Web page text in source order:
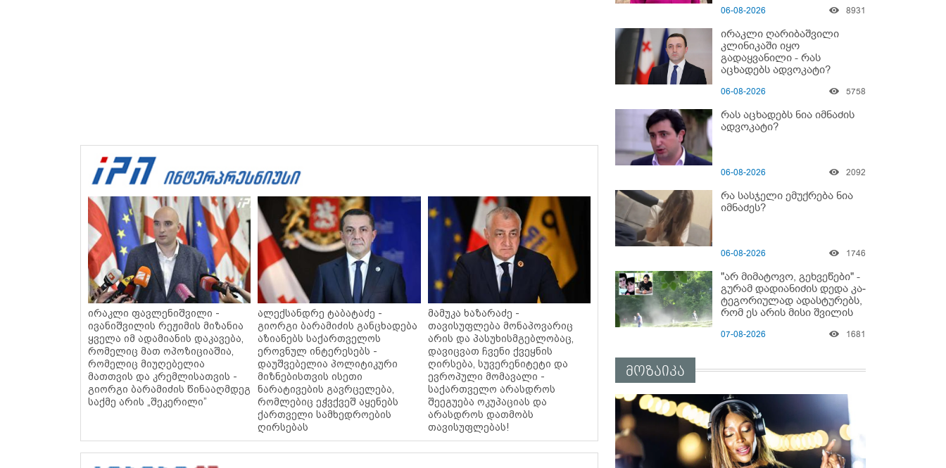
ირაკლი ფავლენიშვილი -
ივანიშვილის რეჟიმის მიზანია
ყველა იმ ადამიანის დაკავება,
რომელიც მათ ოპოზიციაშია,
რომელიც მიუღებელია
მათთვის და კრემლისათვის -
გიორგი ბარამიძის წინააღმდეგ
საქმე არის „შეკერილი”
ალექსანდრე ტაბატაძე -
გიორგი ბარამიძის განცხადება
აზიანებს საქართველოს
ეროვნულ ინტერესებს -
დაუშვებელია პოლიტიკური
მიზნებისთვის ისეთი
ნარატივების გავრცელება,
რომლებიც ეჭვქვეშ აყენებს
ქართველი სამხედროების
ღირსებას
მამუკა ხაზარაძე -
თავისუფლება მონაპოვარიც
არის და პასუხისმგებლობაც,
დავიცვათ ჩვენი ქვეყნის
ღირსება, სუვერენიტეტი და
ევროპული მომავალი -
საქართველო არასდროს
შეეგუება ოკუპაციას და
არასდროს დათმობს
თავისუფლებას!
გოგონას გარდაცვალების
06-08-2026 8931
ირაკლი ღარიბაშვილი
კლინიკაში იყო
გადაყვანილი - რას
აცხადებს ადვოკატი?
06-08-2026 5758
რას აცხადებს ნია იმნაძის
ადვოკატი?
06-08-2026 2092
რა სასჯელი ემუქრება ნია
იმნაძეს?
06-08-2026 1746
"არ მიმატოვო, გეხვეწები" -
გუ­რა­მ დადიანიძის დედა კა­
ტე­გო­რი­უ­ლად ადას­ტუ­რებს,
რომ ეს არის მისი შვი­ლის
07-08-2026 1681
მოზაიკა